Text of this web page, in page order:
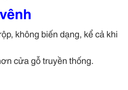
không biến dạng, kể cả khi
cửa gỗ truyền thống.